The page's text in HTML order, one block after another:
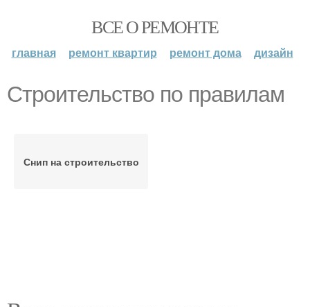
ВСЕ О РЕМОНТЕ
главная ремонт квартир ремонт дома дизайн
Строительство по правилам
Снип на строительство